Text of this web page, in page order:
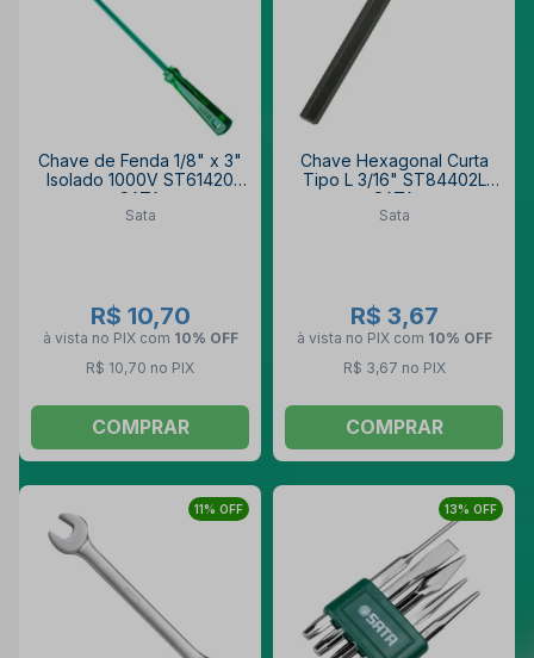
Chave de Fenda 1/8" x 3"
Isolado 1000V ST61420
SATA
Sata
R$ 10,70
à vista no PIX com 10% OFF
R$ 10,70 no PIX
COMPRAR
Chave Hexagonal Curta
Tipo L 3/16" ST84402L
SATA
Sata
R$ 3,67
à vista no PIX com 10% OFF
R$ 3,67 no PIX
COMPRAR
11% OFF 13% OFF